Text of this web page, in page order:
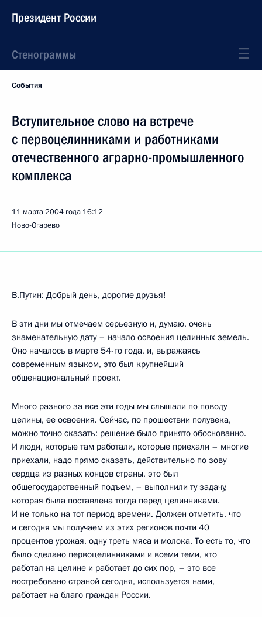
Президент России
Стенограммы
События
Вступительное слово на встрече
с первоцелинниками и работниками
отечественного аграрно-промышленного
комплекса
11 марта 2004 года 16:12
Ново-Огарево
В.Путин: Добрый день, дорогие друзья!
В эти дни мы отмечаем серьезную и, думаю, очень
знаменательную дату – начало освоения целинных земель.
Оно началось в марте 54-го года, и, выражаясь
современным языком, это был крупнейший
общенациональный проект.
Много разного за все эти годы мы слышали по поводу
целины, ее освоения. Сейчас, по прошествии полувека,
можно точно сказать: решение было принято обоснованно.
И люди, которые там работали, которые приехали – многие
приехали, надо прямо сказать, действительно по зову
сердца из разных концов страны, это был
общегосударственный подъем, – выполнили ту задачу,
которая была поставлена тогда перед целинниками.
И не только на тот период времени. Должен отметить, что
и сегодня мы получаем из этих регионов почти 40
процентов урожая, одну треть мяса и молока. То есть то, что
было сделано первоцелинниками и всеми теми, кто
работал на целине и работает до сих пор, – это все
востребовано страной сегодня, используется нами,
работает на благо граждан России.